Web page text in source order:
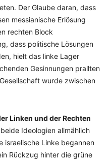
Der Glaube daran, dass
messianische Erlösung
rechten Block
dass politische Lösungen
hielt das linke Lager
Gesinnungen prallten
wurde zwischen
Linken und der Rechten
Ideologien allmählich
israelische Linke begannen
Rückzug hinter die grüne